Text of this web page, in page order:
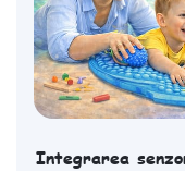
Integrarea